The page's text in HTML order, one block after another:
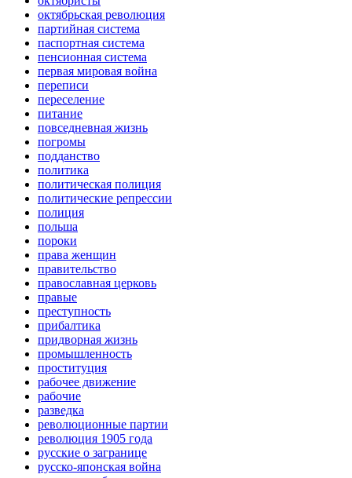
октябрьская революция
партийная система
паспортная система
пенсионная система
первая мировая война
переписи
переселение
питание
повседневная жизнь
погромы
подданство
политика
политическая полиция
политические репрессии
полиция
польша
пороки
права женщин
правительство
православная церковь
правые
преступность
прибалтика
придворная жизнь
промышленность
проституция
рабочее движение
рабочие
разведка
революционные партии
революция 1905 года
русские о загранице
русско-японская война